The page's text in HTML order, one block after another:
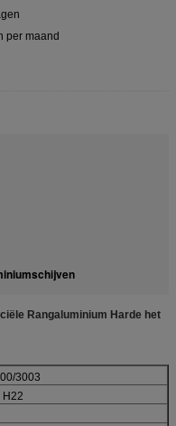
per maand
Rangaluminium Harde het
3003
H22